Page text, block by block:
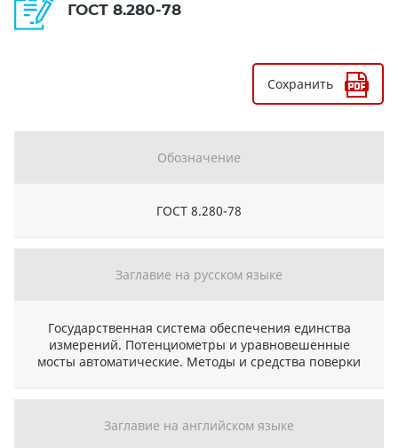
ГОСТ 8.280-78
Сохранить
Обозначение
ГОСТ 8.280-78
Заглавие на русском языке
Государственная система обеспечения единства
измерений. Потенциометры и уравновешенные
мосты автоматические. Методы и средства поверки
Заглавие на английском языке